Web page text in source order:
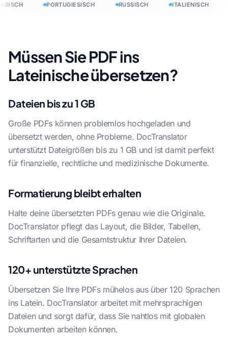
PORTUGIESISCH RUSSISCH ITALIENISCH
Müssen Sie PDF ins
Lateinische übersetzen?
Dateien bis zu 1 GB
Große PDFs können problemlos hochgeladen und
übersetzt werden, ohne Probleme. DocTranslator
unterstützt Dateigrößen bis zu 1 GB und ist damit perfekt
für finanzielle, rechtliche und medizinische Dokumente.
Formatierung bleibt erhalten
Halte deine übersetzten PDFs genau wie die Originale.
DocTranslator pflegt das Layout, die Bilder, Tabellen,
Schriftarten und die Gesamtstruktur Ihrer Dateien.
120+ unterstützte Sprachen
Übersetzen Sie Ihre PDFs mühelos aus über 120 Sprachen
ins Latein. DocTranslator arbeitet mit mehrsprachigen
Dateien und sorgt dafür, dass Sie nahtlos mit globalen
Dokumenten arbeiten können.